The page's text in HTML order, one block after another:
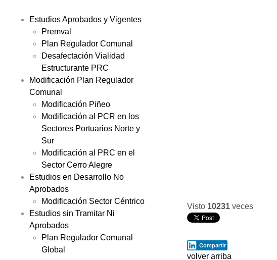
Estudios Aprobados y Vigentes
Premval
Plan Regulador Comunal
Desafectación Vialidad
Estructurante PRC
Modificación Plan Regulador
Comunal
Modificación Piñeo
Modificación al PCR en los
Sectores Portuarios Norte y
Sur
Modificación al PRC en el
Sector Cerro Alegre
Estudios en Desarrollo No
Aprobados
Modificación Sector Céntrico
Estudios sin Tramitar Ni
Aprobados
Plan Regulador Comunal
Global
Visto 10231 veces
Compartir
volver arriba